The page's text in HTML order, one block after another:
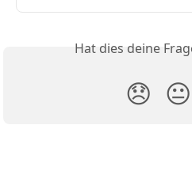
Hat dies deine
😞 😐